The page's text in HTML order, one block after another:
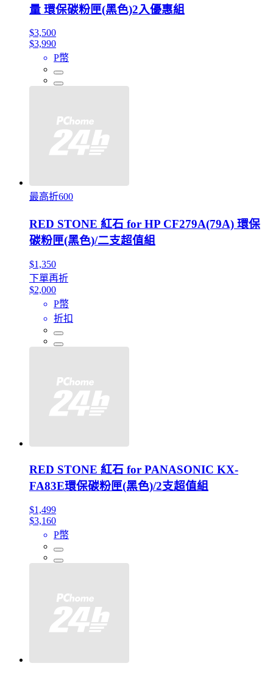
量 環保碳粉匣(黑色)2入優惠組
$3,500
$3,990
P幣
最高折600
RED STONE 紅石 for HP CF279A(79A) 環保
碳粉匣(黑色)/二支超值組
$1,350
下單再折
$2,000
P幣
折扣
RED STONE 紅石 for PANASONIC KX-
FA83E環保碳粉匣(黑色)/2支超值組
$1,499
$3,160
P幣